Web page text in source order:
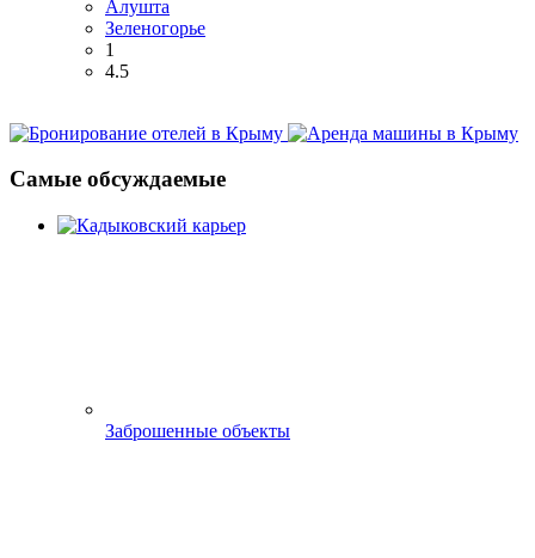
Алушта
Зеленогорье
1
4.5
Самые обсуждаемые
Заброшенные объекты